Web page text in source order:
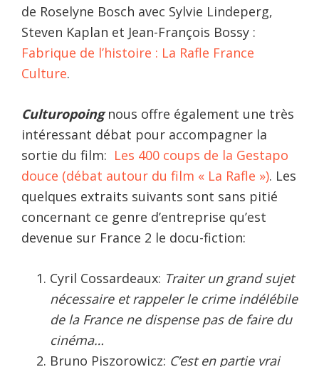
de Roselyne Bosch avec Sylvie Lindeperg,
Steven Kaplan et Jean-François Bossy :
Fabrique de l’histoire : La Rafle France
Culture.
Culturopoingnous offre également une très
intéressant débat pour accompagner la
sortie du film: Les 400 coups de la Gestapo
douce (débat autour du film « La Rafle »). Les
quelques extraits suivants sont sans pitié
concernant ce genre d’entreprise qu’est
devenue sur France 2 le docu-fiction:
Cyril Cossardeaux: Traiter un grand sujet
nécessaire et rappeler le crime indélébile
de la France ne dispense pas de faire du
cinéma…
Bruno Piszorowicz: C’est en partie vrai